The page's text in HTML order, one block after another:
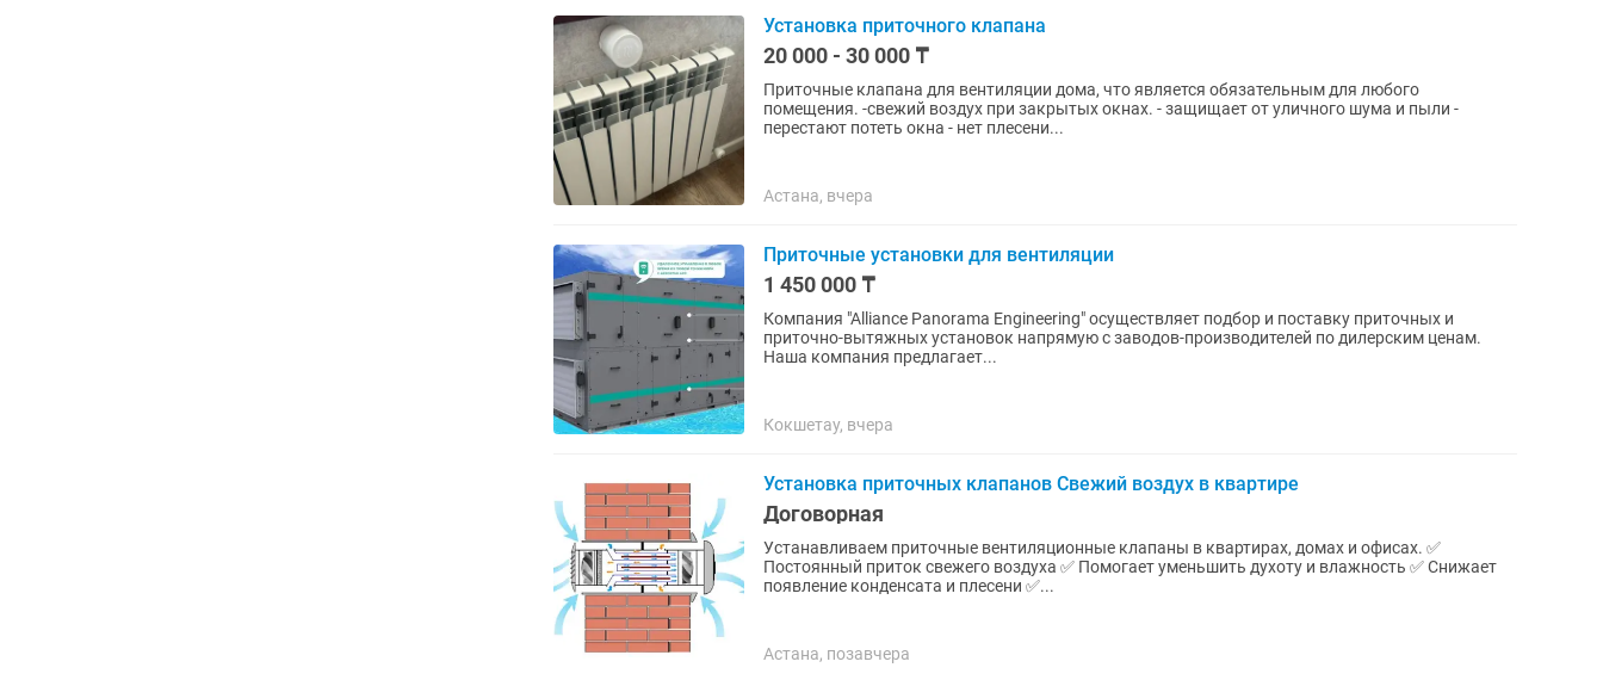
Установка приточного клапана
20 000 - 30 000 ₸
Приточные клапана для вентиляции дома, что является обязательным для любого
помещения. -свежий воздух при закрытых окнах. - защищает от уличного шума и пыли -
перестают потеть окна - нет плесени...
Астана, вчера
Приточные установки для вентиляции
1 450 000 ₸
Компания "Alliance Panorama Engineering" осуществляет подбор и поставку приточных и
приточно-вытяжных установок напрямую с заводов-производителей по дилерским ценам.
Наша компания предлагает...
Кокшетау, вчера
Установка приточных клапанов Свежий воздух в квартире
Договорная
Устанавливаем приточные вентиляционные клапаны в квартирах, домах и офисах. ✅
Постоянный приток свежего воздуха ✅ Помогает уменьшить духоту и влажность ✅ Снижает
появление конденсата и плесени ✅...
Астана, позавчера